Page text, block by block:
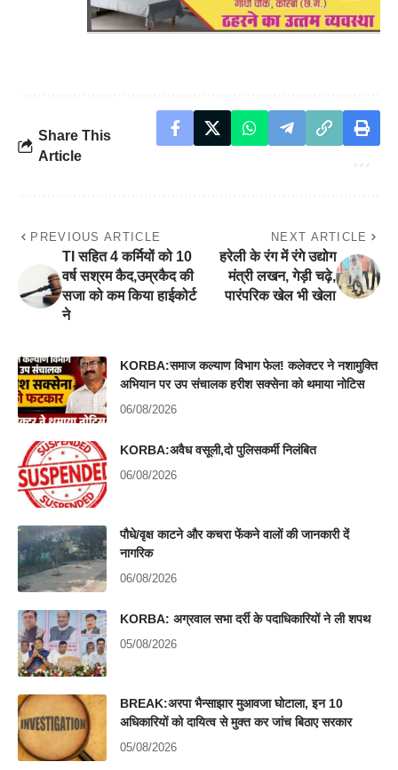
Share This
Article
PREVIOUS ARTICLE
TI सहित 4 कर्मियों को 10
वर्ष सश्रम कैद,उम्रकैद की
सजा को कम किया हाईकोर्ट
ने
NEXT ARTICLE
हरेली के रंग में रंगे उद्योग
मंत्री लखन, गेड़ी चढ़े,
पारंपरिक खेल भी खेला
KORBA:समाज कल्याण विभाग फेल! कलेक्टर ने नशामुक्ति
अभियान पर उप संचालक हरीश सक्सेना को थमाया नोटिस
06/08/2026
KORBA:अवैध वसूली,दो पुलिसकर्मी निलंबित
06/08/2026
पौधे/वृक्ष काटने और कचरा फेंकने वालों की जानकारी दें
नागरिक
06/08/2026
KORBA: अग्रवाल सभा दर्री के पदाधिकारियों ने ली शपथ
05/08/2026
BREAK:अरपा भैन्साझार मुआवजा घोटाला, इन 10
अधिकारियों को दायित्व से मुक्त कर जांच बिठाए सरकार
05/08/2026